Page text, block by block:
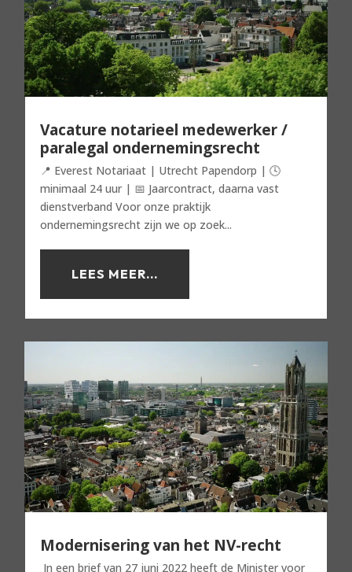
Vacature notarieel medewerker /
paralegal ondernemingsrecht
📍 Everest Notariaat | Utrecht Papendorp | 🕓
minimaal 24 uur | 📅 Jaarcontract, daarna vast
dienstverband Voor onze praktijk
ondernemingsrecht zijn we op zoek...
LEES MEER...
Modernisering van het NV-recht
In een brief van 27 juni 2022 heeft de Minister voor